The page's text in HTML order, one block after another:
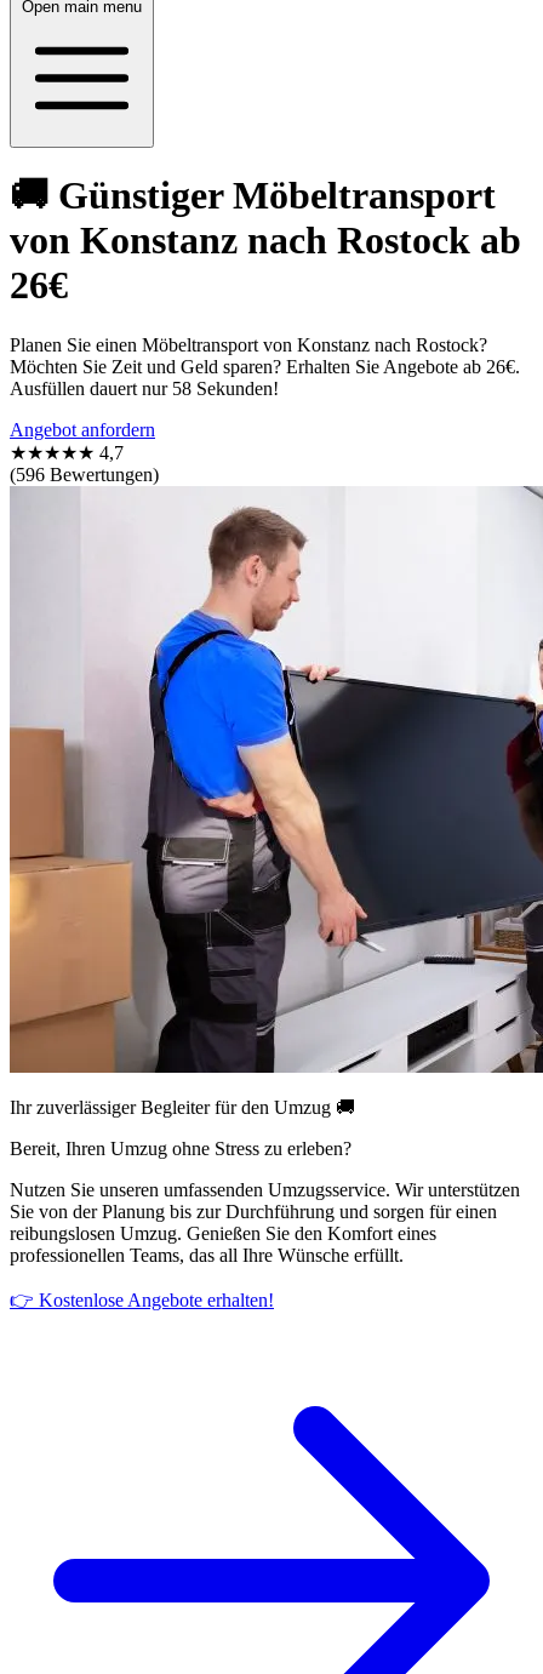
Open main menu
🚚 Günstiger Möbeltransport
von Konstanz nach Rostock ab
26€
Planen Sie einen Möbeltransport von Konstanz nach Rostock?
Möchten Sie Zeit und Geld sparen? Erhalten Sie Angebote ab 26€.
Ausfüllen dauert nur 58 Sekunden!
Angebot anfordern
★★★★★ 4,7
(596 Bewertungen)
Ihr zuverlässiger Begleiter für den Umzug 🚚
Bereit, Ihren Umzug ohne Stress zu erleben?
Nutzen Sie unseren umfassenden Umzugsservice. Wir unterstützen
Sie von der Planung bis zur Durchführung und sorgen für einen
reibungslosen Umzug. Genießen Sie den Komfort eines
professionellen Teams, das all Ihre Wünsche erfüllt.
👉 Kostenlose Angebote erhalten!